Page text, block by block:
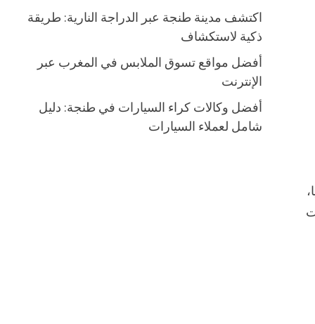
اكتشف مدينة طنجة عبر الدراجة النارية: طريقة
ذكية لاستكشاف
أفضل مواقع تسوق الملابس في المغرب عبر
الإنترنت
أفضل وكالات كراء السيارات في طنجة: دليل
شامل لعملاء السيارات